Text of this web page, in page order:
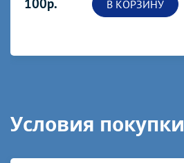
100р. В КОРЗИНУ
Условия покупки